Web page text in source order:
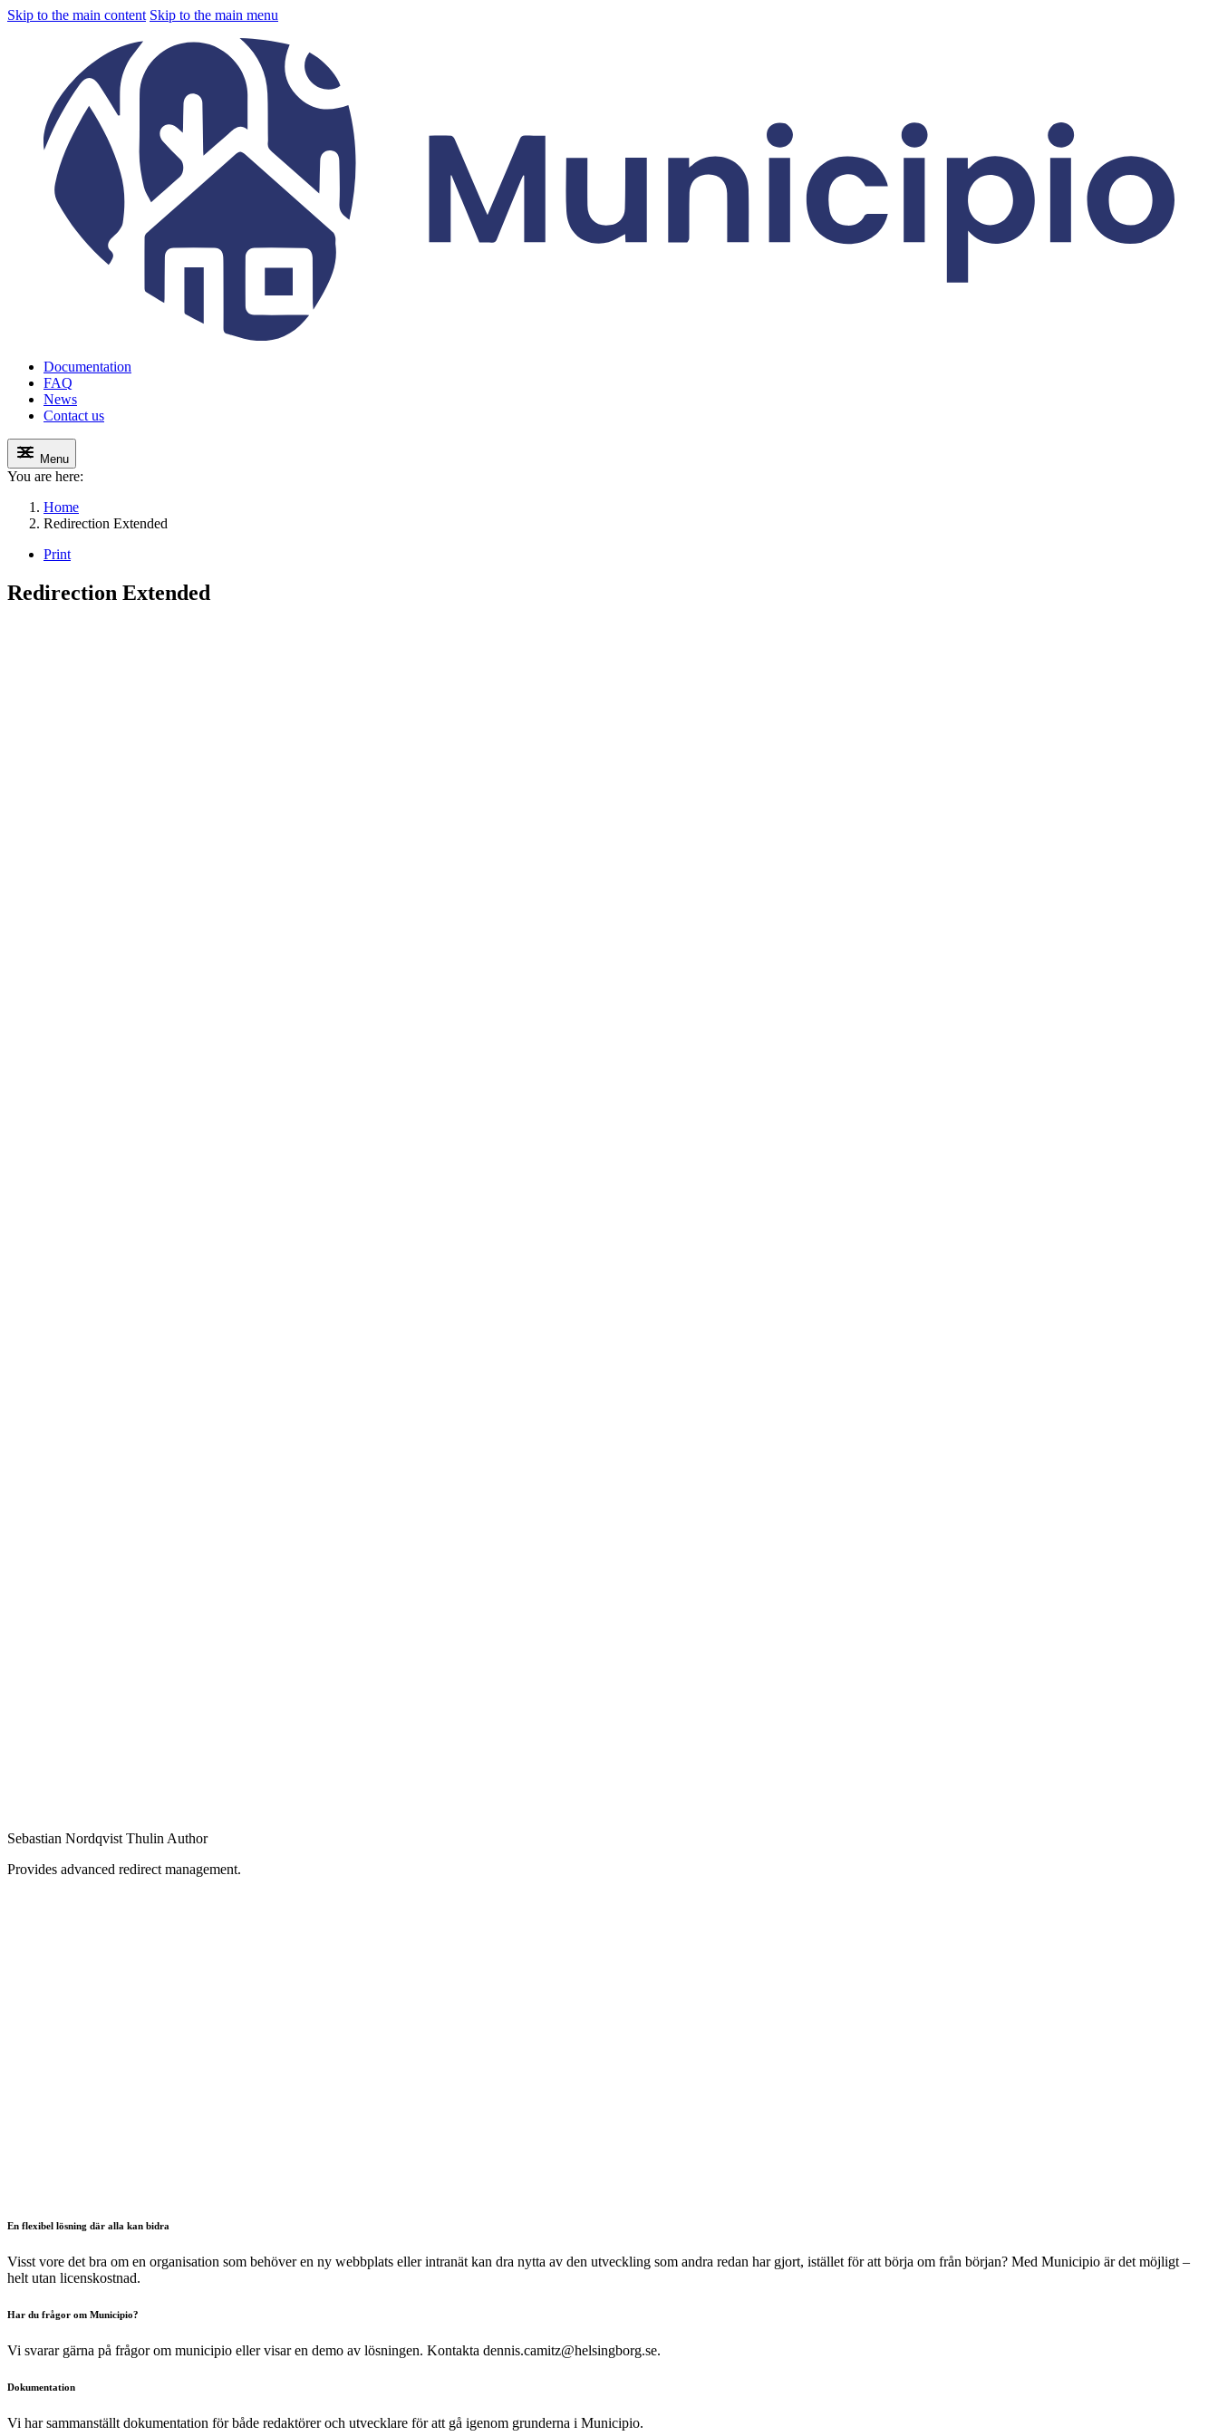
Skip to the main content Skip to the main menu
Documentation
FAQ
News
Contact us
Menu
You are here:
Home
Redirection Extended
Print
Redirection Extended
Sebastian Nordqvist Thulin Author
Provides advanced redirect management.
En flexibel lösning där alla kan bidra
Visst vore det bra om en organisation som behöver en ny webbplats eller intranät kan dra nytta av den utveckling som andra redan har gjort, istället för att börja om från början? Med Municipio är det möjligt –
helt utan licenskostnad.
Har du frågor om Municipio?
Vi svarar gärna på frågor om municipio eller visar en demo av lösningen. Kontakta dennis.camitz@helsingborg.se.
Dokumentation
Vi har sammanställt dokumentation för både redaktörer och utvecklare för att gå igenom grunderna i Municipio.